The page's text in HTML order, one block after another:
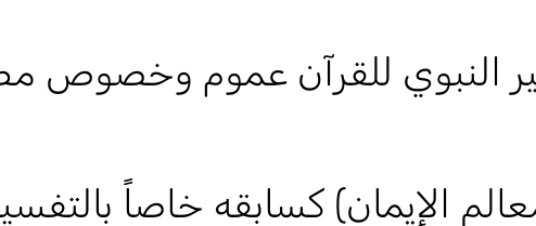
النبوي للقرآن عموم وخصوص
(255) من (معالم الإيمان) كسابقه خاصاً